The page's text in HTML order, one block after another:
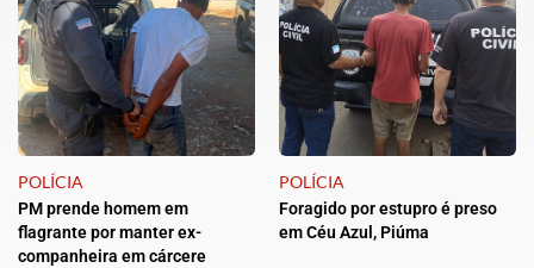
POLÍCIA
PM prende homem em
flagrante por manter ex-
companheira em cárcere
POLÍCIA
Foragido por estupro é preso
em Céu Azul, Piúma